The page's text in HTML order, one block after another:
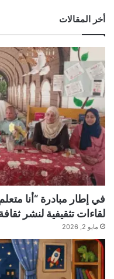
أخر المقالات
في إطار مبادرة “أنا
لقاءات تثقيفية لنشر
مايو 2, 2026